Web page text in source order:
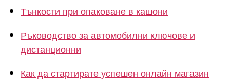
Тънкости при опаковане в кашони
Ръководство за автомобилни ключове и
дистанционни
Как да стартирате успешен онлайн магазин